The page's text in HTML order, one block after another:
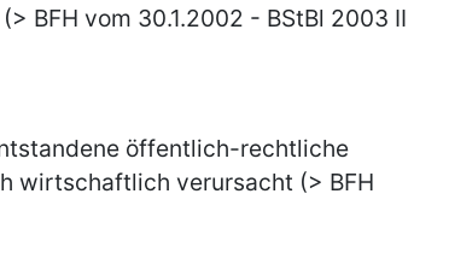
BFH vom 30.1.2002 - BStBl 2003 II
öffentlich-rechtliche
wirtschaftlich verursacht (> BFH